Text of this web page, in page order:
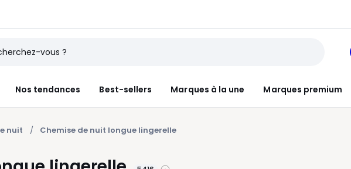
Nos tendances Best-sellers Marques à la une Marques premium
nuit Chemise de nuit longue lingerelle